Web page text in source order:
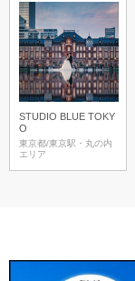
STUDIO BLUE TOKY
O
東京都/東京駅・丸の内
エリア